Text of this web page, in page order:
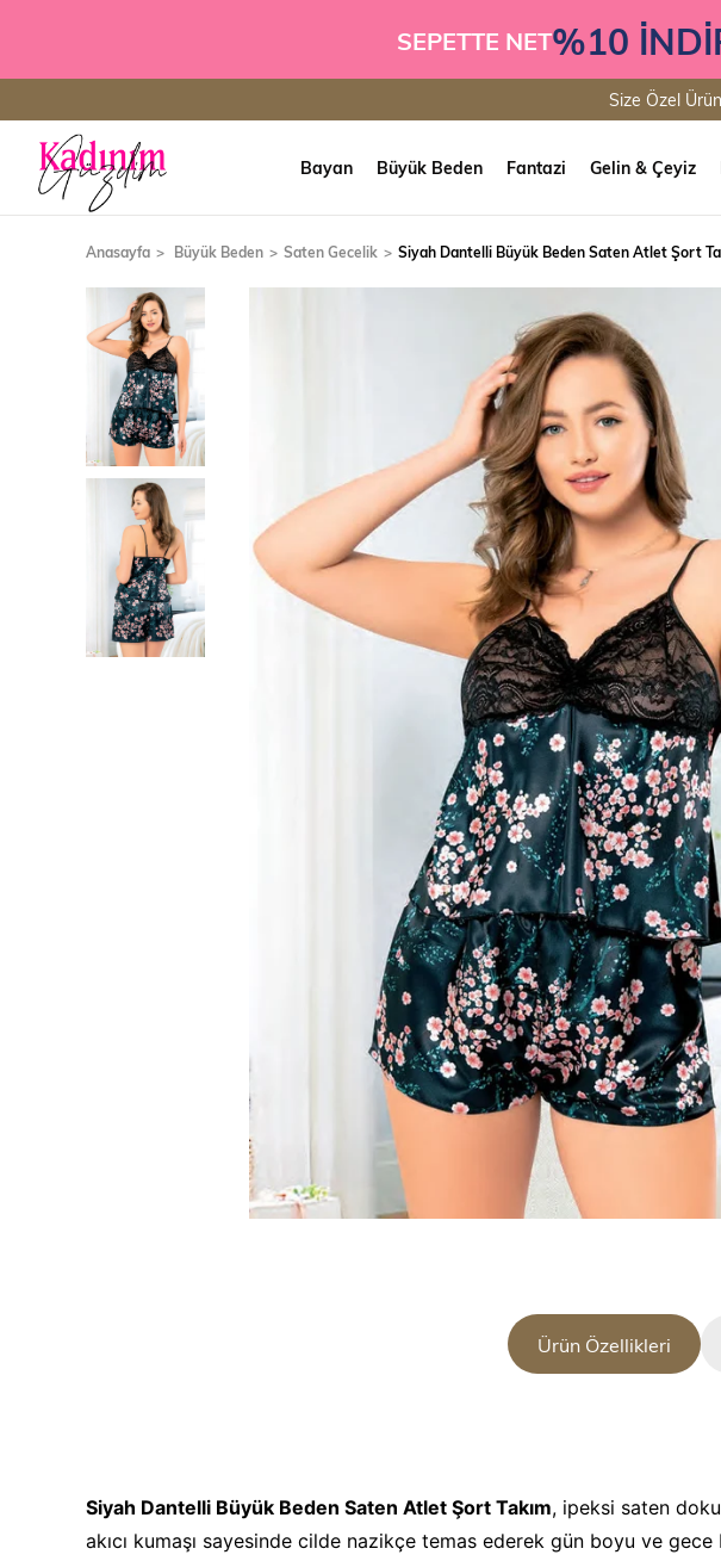
SEPETTE NET%10
Size Özel
Bayan Büyük Beden Fantazi Gelin & Çeyiz
Anasayfa Büyük Beden Saten Gecelik Siyah Dantelli Büyük Beden Saten Atlet Şort
Ürün Özellikleri
Siyah Dantelli Büyük Beden Saten Atlet Şort Takım, ipeksi saten
akıcı kumaşı sayesinde cilde nazikçe temas ederek gün boyu ve